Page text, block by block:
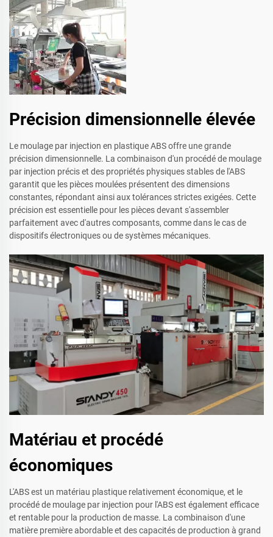
Précision dimensionnelle élevée
Le moulage par injection en plastique ABS offre une grande
précision dimensionnelle. La combinaison d'un procédé de moulage
par injection précis et des propriétés physiques stables de l'ABS
garantit que les pièces moulées présentent des dimensions
constantes, répondant ainsi aux tolérances strictes exigées. Cette
précision est essentielle pour les pièces devant s'assembler
parfaitement avec d'autres composants, comme dans le cas de
dispositifs électroniques ou de systèmes mécaniques.
Matériau et procédé
économiques
L'ABS est un matériau plastique relativement économique, et le
procédé de moulage par injection pour l'ABS est également efficace
et rentable pour la production de masse. La combinaison d'une
matière première abordable et des capacités de production à grand